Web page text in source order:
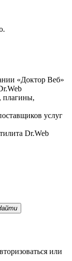
«Доктор Веб»
плагины,
услуг
Dr.Web
или